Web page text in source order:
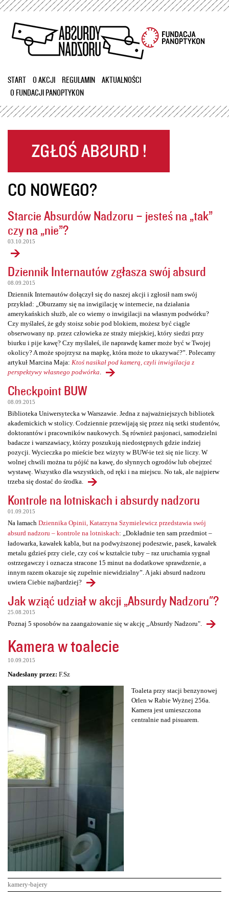
Przejdź
treści
START O AKCJI REGULAMIN
AKTUALNOŚCI
O FUNDACJI PANOPTYKON
CO NOWEGO?
Starcie Absurdów Nadzoru – jesteś na „tak”
czy na „nie”?
03.10.2015
Dziennik Internautów zgłasza swój absurd
08.09.2015
Dziennik Internautów dołączył się do naszej akcji i zgłosił nam swój
przykład: „Oburzamy się na inwigilację w internecie, na działania
amerykańskich służb, ale co wiemy o inwigilacji na własnym podwórku?
Czy myślałeś, że gdy stoisz sobie pod blokiem, możesz być ciągle
obserwowany np. przez człowieka ze straży miejskiej, który siedzi przy
biurku i pije kawę? Czy myślałeś, ile naprawdę kamer może być w Twojej
okolicy? A może spojrzysz na mapkę, która może to ukazywać?”. Polecamy
artykuł Marcina Maja: Ktoś nasikał pod kamerą, czyli inwigilacja z
perspektywy własnego podwórka
Checkpoint BUW
08.09.2015
Biblioteka Uniwersytecka w Warszawie. Jedna z najważniejszych bibliotek
akademickich w stolicy. Codziennie przewijają się przez nią setki studentów,
doktorantów i pracowników naukowych. Są również pasjonaci, samodzielni
badacze i warszawiacy, którzy poszukują niedostępnych gdzie indziej
pozycji. Wycieczka po mieście bez wizyty w BUW-ie też się nie liczy. W
wolnej chwili można tu pójść na kawę, do słynnych ogrodów lub obejrzeć
wystawę. Wszystko dla wszystkich, od ręki i na miejscu. No tak, ale najpierw
trzeba się dostać do środka.
Kontrole na lotniskach i absurdy nadzoru
01.09.2015
Na łamach Dziennika Opinii, Katarzyna Szymielewicz przedstawia swój
absurd nadzoru – kontrole na lotniskach: „Dokładnie ten sam przedmiot –
ładowarka, kawałek kabla, but na podwyższonej podeszwie, pasek, kawałek
metalu gdzieś przy ciele, czy coś w kształcie tuby – raz uruchamia sygnał
ostrzegawczy i oznacza stracone 15 minut na dodatkowe sprawdzenie, a
innym razem okazuje się zupełnie niewidzialny”. A jaki absurd nadzoru
uwiera Ciebie najbardziej?
Jak wziąć udział w akcji „Absurdy Nadzoru"?
25.08.2015
Poznaj 5 sposobów na zaangażowanie się w akcję „Absurdy Nadzoru".
Kamera w toalecie
10.09.2015
Nadesłany przez: F.Sz
Toaleta przy stacji benzynowej
Orlen w Rabie Wyżnej 256a.
Kamera jest umieszczona
centralnie nad pisuarem.
kamery-bajery